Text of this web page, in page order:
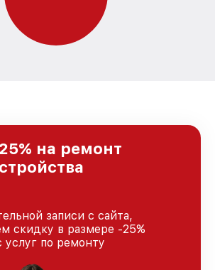
на ремонт
записи с сайта,
скидку в размере -25%
услуг по ремонту